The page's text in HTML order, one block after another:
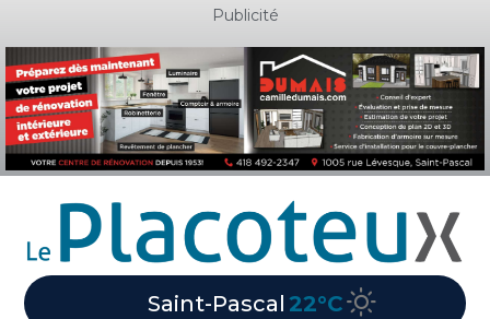
Publicité
Saint-Pascal 22°C